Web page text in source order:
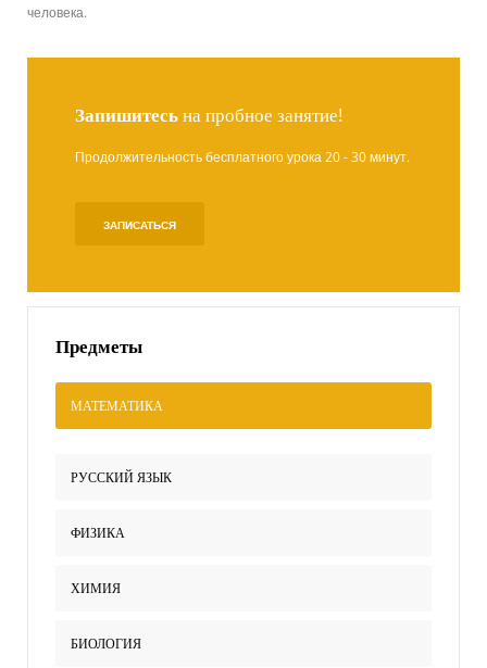
человека.
Запишитесьна пробное занятие!
Продолжительность бесплатного урока 20 - 30 минут.
ЗАПИСАТЬСЯ
Предметы
МАТЕМАТИКА
РУССКИЙ ЯЗЫК
ФИЗИКА
ХИМИЯ
БИОЛОГИЯ